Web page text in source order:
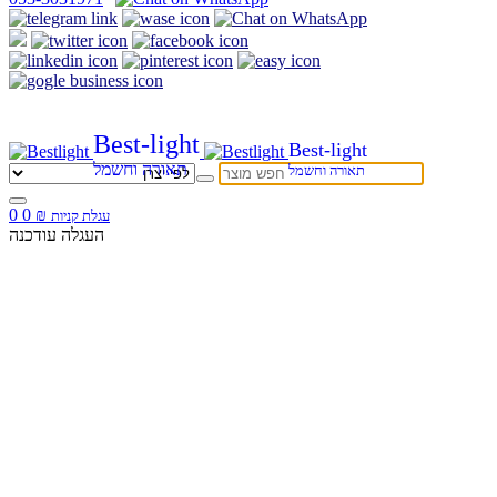
Best-light
תאורה וחשמל
Best-light
תאורה וחשמל
0 עגלת קניות ₪
0
העגלה עודכנה